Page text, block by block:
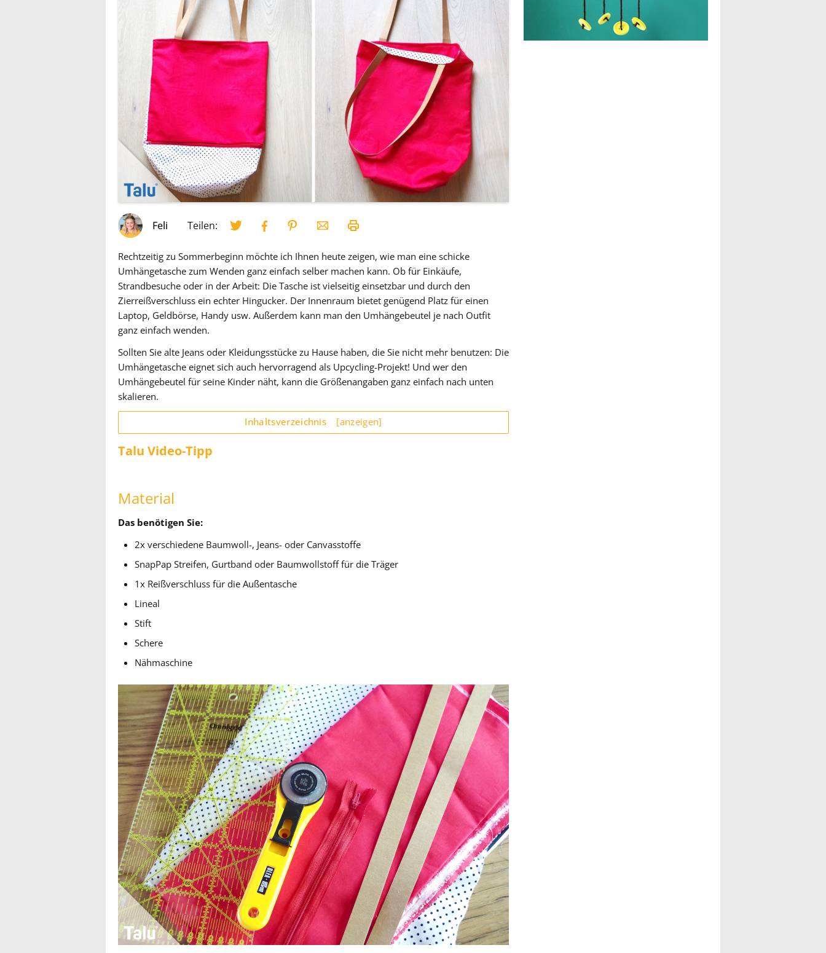
Feli Teilen:
Rechtzeitig zu Sommerbeginn möchte ich Ihnen heute zeigen, wie man eine schicke
Umhängetasche zum Wenden ganz einfach selber machen kann. Ob für Einkäufe,
Strandbesuche oder in der Arbeit: Die Tasche ist vielseitig einsetzbar und durch den
Zierreißverschluss ein echter Hingucker. Der Innenraum bietet genügend Platz für einen
Laptop, Geldbörse, Handy usw. Außerdem kann man den Umhängebeutel je nach Outfit
ganz einfach wenden.
Sollten Sie alte Jeans oder Kleidungsstücke zu Hause haben, die Sie nicht mehr benutzen: Die
Umhängetasche eignet sich auch hervorragend als Upcycling-Projekt! Und wer den
Umhängebeutel für seine Kinder näht, kann die Größenangaben ganz einfach nach unten
skalieren.
Inhaltsverzeichnis [anzeigen]
Talu Video-Tipp
Material
Das benötigen Sie:
2x verschiedene Baumwoll-, Jeans- oder Canvasstoffe
SnapPap Streifen, Gurtband oder Baumwollstoff für die Träger
1x Reißverschluss für die Außentasche
Lineal
Stift
Schere
Nähmaschine